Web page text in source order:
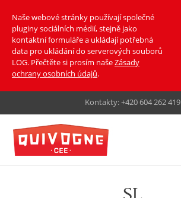
Naše webové stránky používají společné
pluginy sociálních médií, stejně jako
kontaktní formuláře a ukládají potřebná
data pro ukládání do serverových souborů
LOG. Přečtěte si prosím našeZásady
ochrany osobních údajů.
Kontakty:+420 604 262 419